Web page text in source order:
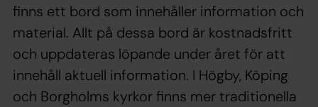
finns ett bord som innehåller information och
material. Allt på dessa bord är kostnadsfritt
och uppdateras löpande under året för att
innehåll aktuell information. I Högby, Köping
och Borgholms kyrkor finns mer traditionella